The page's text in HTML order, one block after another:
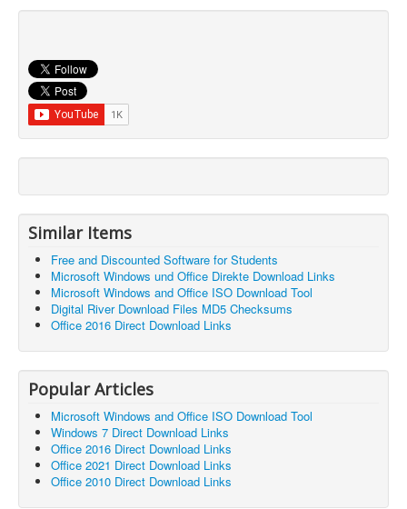
Similar Items
Free and Discounted Software for Students
Microsoft Windows und Office Direkte Download Links
Microsoft Windows and Office ISO Download Tool
Digital River Download Files MD5 Checksums
Office 2016 Direct Download Links
Popular Articles
Microsoft Windows and Office ISO Download Tool
Windows 7 Direct Download Links
Office 2016 Direct Download Links
Office 2021 Direct Download Links
Office 2010 Direct Download Links